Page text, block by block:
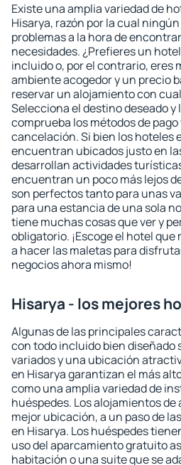
Existe una amplia variedad de
Hisarya, razón por la cual
problemas a la hora de
necesidades. ¿Prefieres un
incluido o, por el contrario, eres
ambiente acogedor y un precio
reservar un alojamiento con
Selecciona el destino deseado y
comprueba los métodos de
cancelación. Si bien los hoteles
encuentran ubicados justo en
desarrollan actividades
encuentran un poco más lejos
son perfectos tanto para unas
para una estancia de una sola
tiene muchas cosas que ver y
obligatorio. ¡Escoge el hotel
a hacer las maletas para
negocios ahora mismo!
Hisarya - los mejores
Algunas de las principales
con todo incluido bien diseñado
variados y una ubicación
en Hisarya garantizan el más
como una amplia variedad de
huéspedes. Los alojamientos
mejor ubicación, a un paso de
en Hisarya. Los huéspedes
uso del aparcamiento gratuito
habitación o una suite que se